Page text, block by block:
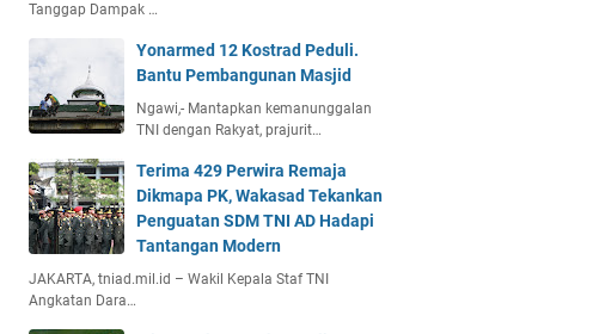
Tanggap Dampak …
Yonarmed 12 Kostrad Peduli.
Bantu Pembangunan Masjid
Ngawi,- Mantapkan kemanunggalan
TNI dengan Rakyat, prajurit…
Terima 429 Perwira Remaja
Dikmapa PK, Wakasad Tekankan
Penguatan SDM TNI AD Hadapi
Tantangan Modern
JAKARTA, tniad.mil.id – Wakil Kepala Staf TNI
Angkatan Dara…